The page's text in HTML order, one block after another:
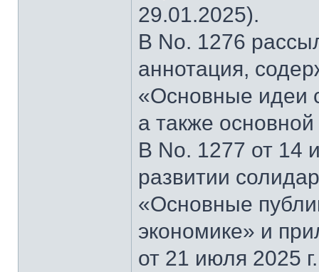
29.01.2025).
В No. 1276
аннотация,
«Основные идеи
а также
В No. 1277 от 14
развитии
«Основные
экономике» и
от 21 июля 2025